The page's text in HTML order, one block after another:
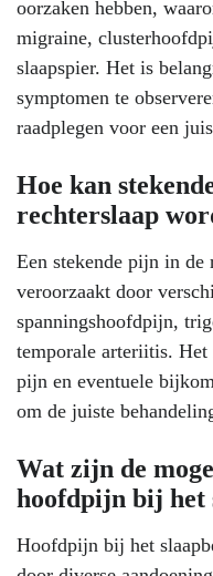
oorzaken hebben,
migraine,
slaapspier. Het is
symptomen te
raadplegen voor een
Hoe kan
rechterslaap
Een stekende pijn in de
veroorzaakt door
spanningshoofdpijn,
temporale arteriitis. Het
pijn en eventuele
om de juiste
Wat zijn de
hoofdpijn bij het
Hoofdpijn bij het